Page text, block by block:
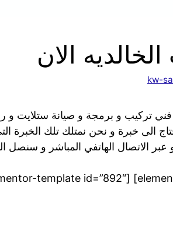
الان
kw-
– فني تركيب و برمجة و صيانة ستلايت
الى خبرة و نحن نمتلك تلك الخبرة
عبر الاتصال الهاتفي المباشر و سنصل